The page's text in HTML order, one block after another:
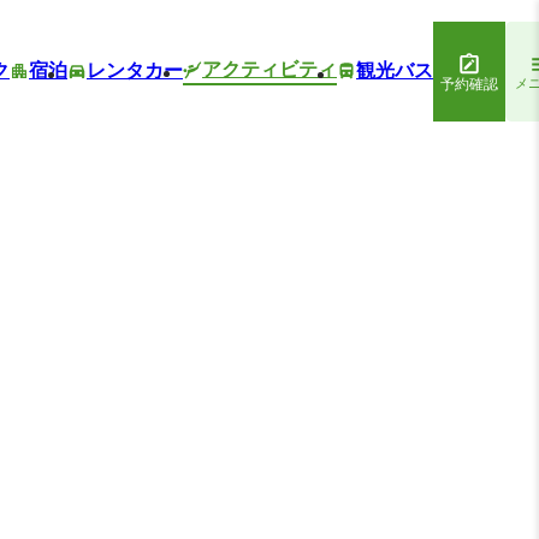
宿泊 レンタカー アクティビティ 観光バス
予約確認 メ